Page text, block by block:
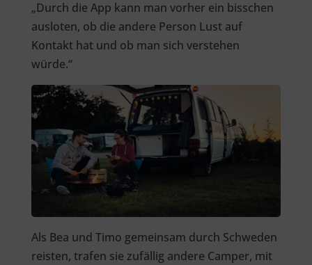
„Durch die App kann man vorher ein bisschen
ausloten, ob die andere Person Lust auf
Kontakt hat und ob man sich verstehen
würde.“
Als Bea und Timo gemeinsam durch Schweden
reisten, trafen sie zufällig andere Camper, mit